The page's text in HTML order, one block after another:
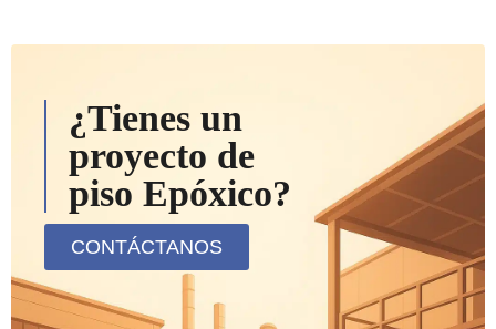
¿Tienes un
proyecto de
piso Epóxico?
CONTÁCTANOS